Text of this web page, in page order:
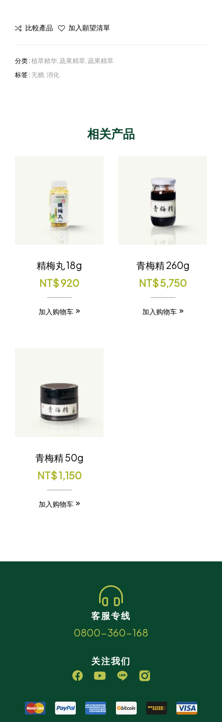
比較產品 加入願望清單
分类 :植萃精华 蔬果精萃 蔬果精萃
标签 : 无糖 消化
相关产品
精梅丸 18g
NT$920
加入购物车
青梅精 260g
NT$5,750
加入购物车
青梅精 50g
NT$1,150
加入购物车
客服专线
0800-360-168
关注我们